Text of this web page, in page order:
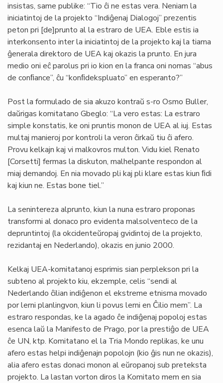
insistas, same publike: “Tio ĉi ne estas vera. Neniam la
iniciatintoj de la projekto “Indiĝenaj Dialogoj” prezentis
peton pri [de]prunto al la estraro de UEA. Eble estis ia
interkonsento inter la iniciatintoj de la projekto kaj la tiama
ĝenerala direktoro de UEA kaj okazis la prunto. En jura
medio oni eĉ parolus pri io kion en la franca oni nomas “abus
de conﬁance”, ĉu “konﬁdekspluato” en esperanto?”
Post la formulado de sia akuzo kontraŭ s-ro Osmo Buller,
daŭrigas komitatano Gbeglo: “La vero estas: La estraro
simple konstatis, ke oni pruntis monon de UEA al iuj. Estas
multaj manieroj por kontroli la veron ĉirkaŭ tiu ĉi afero.
Provu kelkajn kaj vi malkovros multon. Vidu kiel Renato
[Corsetti] fermas la diskuton, malhelpante respondon al
miaj demandoj. En nia movado pli kaj pli klare estas kiun ﬁdi
kaj kiun ne. Estas bone tiel.”
La senintereza alprunto, kiun la nuna estraro proponas
transformi al donaco pro evidenta malsolventeco de la
depruntintoj (la okcidenteŭropaj gvidintoj de la projekto,
rezidantaj en Nederlando), okazis en junio 2000.
Kelkaj UEA-komitatanoj esprimis sian perplekson pri la
subteno al projekto kiu, ekzemple, celis “sendi al
Nederlando ĉilian indiĝenon el ekstreme etnisma movado
por lerni planlingvon, kiun li povus lerni en Ĉilio mem”. La
estraro respondas, ke la agado ĉe indiĝenaj popoloj estas
esenca laŭ la Manifesto de Prago, por la prestiĝo de UEA
ĉe UN, ktp. Komitatano el la Tria Mondo replikas, ke unu
afero estas helpi indiĝenajn popolojn (kio ĝis nun ne okazis),
alia afero estas donaci monon al eŭropanoj sub preteksta
projekto. La lastan vorton diros la Komitato mem en sia